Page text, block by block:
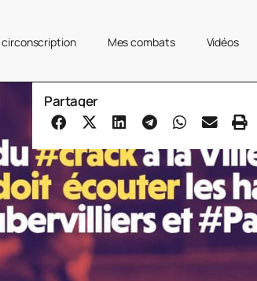
circonscription Mes combats Vidéos
Partager